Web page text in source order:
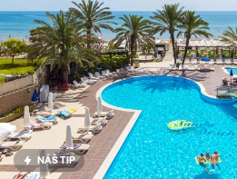
NÁŠ TIP